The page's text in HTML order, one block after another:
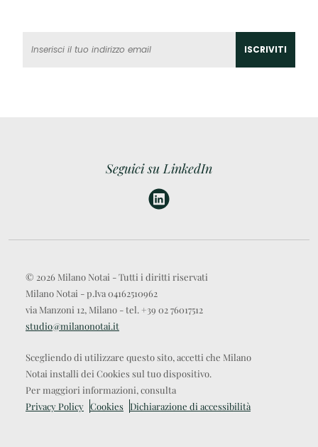
Seguici su LinkedIn
© 2026 Milano Notai - Tutti i diritti riservati
Milano Notai - p.Iva 04162510962
via Manzoni 12, Milano - tel. +39 02 76017512
studio@milanonotai.it
Scegliendo di utilizzare questo sito, accetti che Milano
Notai installi dei Cookies sul tuo dispositivo.
Per maggiori informazioni, consulta
Privacy Policy Cookies Dichiarazione di accessibilità